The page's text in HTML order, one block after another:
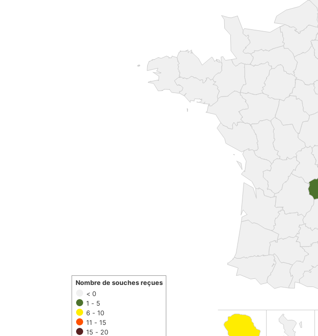
< 0
1 - 5
6 - 10
11 - 15
15 - 20
Nombre de souches reçues